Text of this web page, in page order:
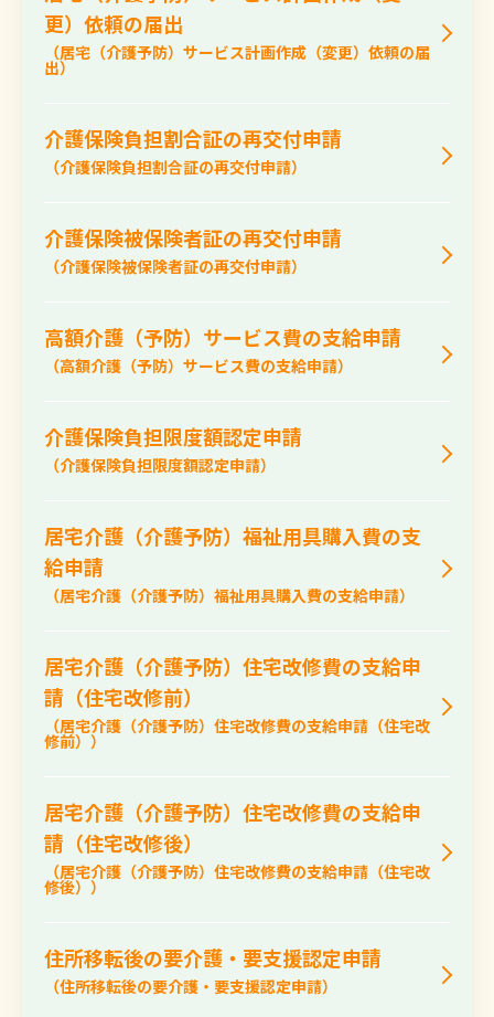
更）依頼の届出
（居宅（介護予防）サービス計画作成（変更）依頼の届
出）
介護保険負担割合証の再交付申請
（介護保険負担割合証の再交付申請）
介護保険被保険者証の再交付申請
（介護保険被保険者証の再交付申請）
高額介護（予防）サービス費の支給申請
（高額介護（予防）サービス費の支給申請）
介護保険負担限度額認定申請
（介護保険負担限度額認定申請）
居宅介護（介護予防）福祉用具購入費の支
給申請
（居宅介護（介護予防）福祉用具購入費の支給申請）
居宅介護（介護予防）住宅改修費の支給申
請（住宅改修前）
（居宅介護（介護予防）住宅改修費の支給申請（住宅改
修前））
居宅介護（介護予防）住宅改修費の支給申
請（住宅改修後）
（居宅介護（介護予防）住宅改修費の支給申請（住宅改
修後））
住所移転後の要介護・要支援認定申請
（住所移転後の要介護・要支援認定申請）